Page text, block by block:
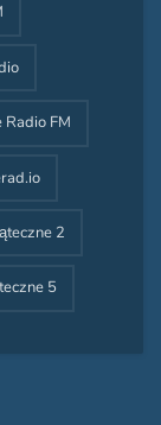
Radio FM
2
5